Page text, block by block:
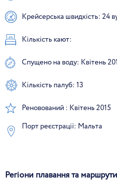
Крейсерська швидкість: 24
Кількість кают:
Спущено на воду: Квітень
Кількість палуб: 13
Реновований : Квітень 2015
Порт реєстрації: Мальта
Регіони плавання та маршрути